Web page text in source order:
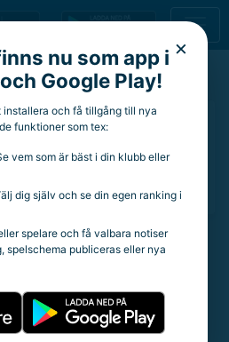
×
nu som app i
Google Play!
och få tillgång till nya
funktioner som tex:
vem som är bäst i din klubb eller
dig själv och se din egen ranking i
spelare och få valbara notiser
spelschema publiceras eller nya
1 006